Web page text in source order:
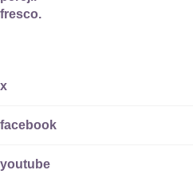
x
facebook
youtube